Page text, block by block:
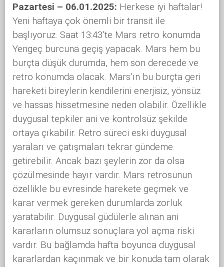
Pazartesi – 06.01.2025: Herkese iyi haftalar!
Yeni haftaya çok önemli bir transit ile
başlıyoruz. Saat 13:43’te Mars retro konumda
Yengeç burcuna geçiş yapacak. Mars hem bu
burçta düşük durumda, hem son derecede ve
retro konumda olacak. Mars’ın bu burçta geri
hareketi bireylerin kendilerini enerjisiz, yönsüz
ve hassas hissetmesine neden olabilir. Özellikle
duygusal tepkiler ani ve kontrolsüz şekilde
ortaya çıkabilir. Retro süreci eski duygusal
yaraları ve çatışmaları tekrar gündeme
getirebilir. Ancak bazı şeylerin zor da olsa
çözülmesinde hayır vardır. Mars retrosunun
özellikle bu evresinde harekete geçmek ve
karar vermek gereken durumlarda zorluk
yaratabilir. Duygusal güdülerle alınan ani
kararların olumsuz sonuçlara yol açma riski
vardır. Bu bağlamda hafta boyunca duygusal
kararlardan kaçınmak ve bir konuda tam olarak